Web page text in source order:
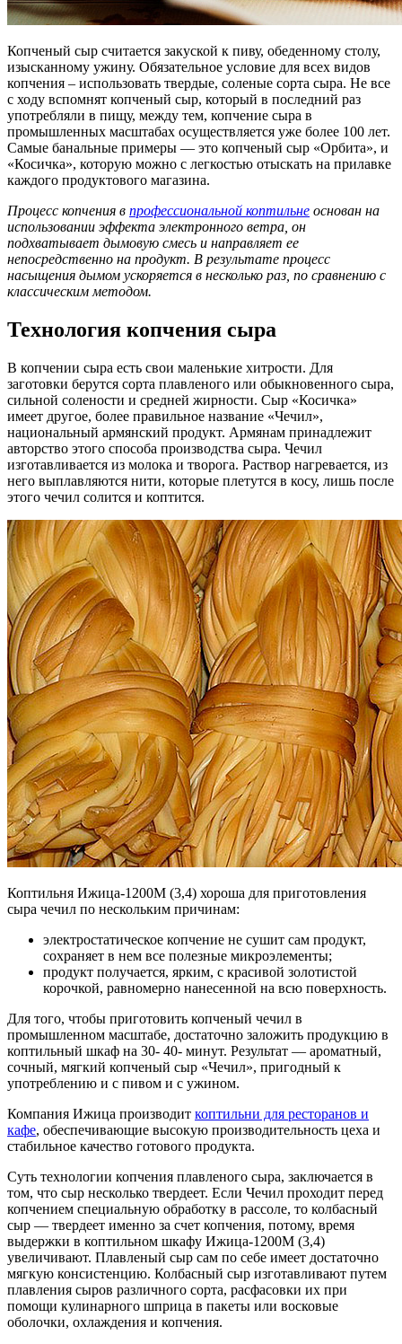
Копченый сыр считается закуской к пиву, обеденному столу,
изысканному ужину. Обязательное условие для всех видов
копчения – использовать твердые, соленые сорта сыра. Не все
с ходу вспомнят копченый сыр, который в последний раз
употребляли в пищу, между тем, копчение сыра в
промышленных масштабах осуществляется уже более 100 лет.
Самые банальные примеры — это копченый сыр «Орбита», и
«Косичка», которую можно с легкостью отыскать на прилавке
каждого продуктового магазина.
Процесс копчения в профессиональной коптильне основан на
использовании эффекта электронного ветра, он
подхватывает дымовую смесь и направляет ее
непосредственно на продукт. В результате процесс
насыщения дымом ускоряется в несколько раз, по сравнению с
классическим методом.
Технология копчения сыра
В копчении сыра есть свои маленькие хитрости. Для
заготовки берутся сорта плавленого или обыкновенного сыра,
сильной солености и средней жирности. Сыр «Косичка»
имеет другое, более правильное название «Чечил»,
национальный армянский продукт. Армянам принадлежит
авторство этого способа производства сыра. Чечил
изготавливается из молока и творога. Раствор нагревается, из
него выплавляются нити, которые плетутся в косу, лишь после
этого чечил солится и коптится.
Коптильня Ижица-1200М (3,4) хороша для приготовления
сыра чечил по нескольким причинам:
электростатическое копчение не сушит сам продукт,
сохраняет в нем все полезные микроэлементы;
продукт получается, ярким, с красивой золотистой
корочкой, равномерно нанесенной на всю поверхность.
Для того, чтобы приготовить копченый чечил в
промышленном масштабе, достаточно заложить продукцию в
коптильный шкаф на 30- 40- минут. Результат — ароматный,
сочный, мягкий копченый сыр «Чечил», пригодный к
употреблению и с пивом и с ужином.
Компания Ижица производит коптильни для ресторанов и
кафе, обеспечивающие высокую производительность цеха и
стабильное качество готового продукта.
Суть технологии копчения плавленого сыра, заключается в
том, что сыр несколько твердеет. Если Чечил проходит перед
копчением специальную обработку в рассоле, то колбасный
сыр — твердеет именно за счет копчения, потому, время
выдержки в коптильном шкафу Ижица-1200М (3,4)
увеличивают. Плавленый сыр сам по себе имеет достаточно
мягкую консистенцию. Колбасный сыр изготавливают путем
плавления сыров различного сорта, расфасовки их при
помощи кулинарного шприца в пакеты или восковые
оболочки, охлаждения и копчения.